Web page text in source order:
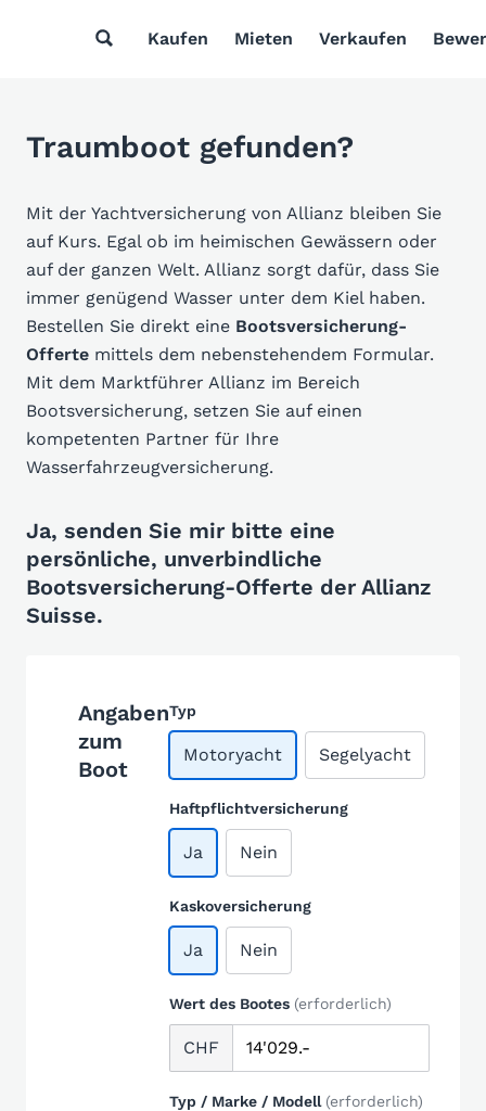
Kaufen Mieten Verkaufen
Traumboot gefunden?
Mit der Yachtversicherung von Allianz bleiben Sie
auf Kurs. Egal ob im heimischen Gewässern oder
auf der ganzen Welt. Allianz sorgt dafür, dass Sie
immer genügend Wasser unter dem Kiel haben.
Bestellen Sie direkt eine Bootsversicherung-
Offerte mittels dem nebenstehendem Formular.
Mit dem Marktführer Allianz im Bereich
Bootsversicherung, setzen Sie auf einen
kompetenten Partner für Ihre
Wasserfahrzeugversicherung.
Ja, senden Sie mir bitte eine
persönliche, unverbindliche
Bootsversicherung-Offerte der Allianz
Suisse.
Angaben
zum
Boot
Typ
Motoryacht Segelyacht
Haftpflichtversicherung
Ja Nein
Kaskoversicherung
Ja Nein
Wert des Bootes (erforderlich)
CHF
Typ / Marke / Modell (erforderlich)